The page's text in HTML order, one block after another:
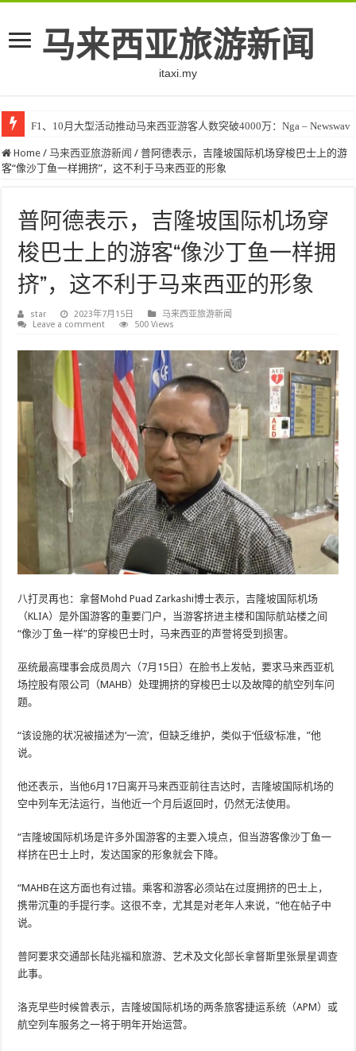
马来西亚旅游新闻
itaxi.my
F1、10月大型活动推动马来西亚游客人数突破4000万：Nga – Newswav
Home / 马来西亚旅游新闻 / 普阿德表示，吉隆坡国际机场穿梭巴士上的游
客“像沙丁鱼一样拥挤”，这不利于马来西亚的形象
普阿德表示，吉隆坡国际机场穿
梭巴士上的游客“像沙丁鱼一样拥
挤”，这不利于马来西亚的形象
star 2023年7月15日
马来西亚旅游新闻
Leave a comment
500 Views
八打灵再也：拿督Mohd Puad Zarkashi博士表示，吉隆坡国际机场
（KLIA）是外国游客的重要门户，当游客挤进主楼和国际航站楼之间
“像沙丁鱼一样”的穿梭巴士时，马来西亚的声誉将受到损害。
巫统最高理事会成员周六（7月15日）在脸书上发帖，要求马来西亚机
场控股有限公司（MAHB）处理拥挤的穿梭巴士以及故障的航空列车问
题。
“该设施的状况被描述为‘一流’，但缺乏维护，类似于‘低级’标准，”他
说。
他还表示，当他6月17日离开马来西亚前往吉达时，吉隆坡国际机场的
空中列车无法运行，当他近一个月后返回时，仍然无法使用。
“吉隆坡国际机场是许多外国游客的主要入境点，但当游客像沙丁鱼一
样挤在巴士上时，发达国家的形象就会下降。
“MAHB在这方面也有过错。乘客和游客必须站在过度拥挤的巴士上，
携带沉重的手提行李。这很不幸，尤其是对老年人来说，”他在帖子中
说。
普阿要求交通部长陆兆福和旅游、艺术及文化部长拿督斯里张景星调查
此事。
洛克早些时候曾表示，吉隆坡国际机场的两条旅客捷运系统（APM）或
航空列车服务之一将于明年开始运营。